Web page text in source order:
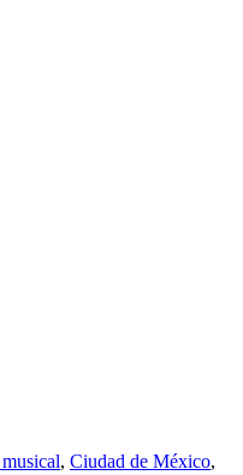
, Ciudad de México,